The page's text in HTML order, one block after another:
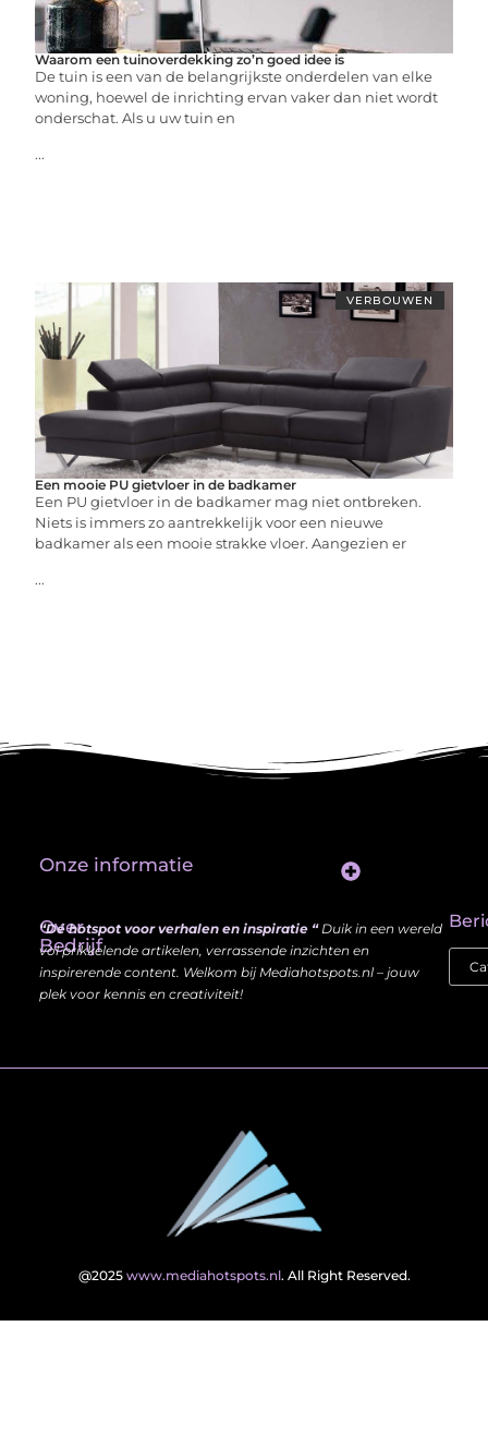
Waarom een tuinoverdekking zo’n goed idee is
De tuin is een van de belangrijkste onderdelen van elke
woning, hoewel de inrichting ervan vaker dan niet wordt
onderschat. Als u uw tuin en
...
VERBOUWEN
Een mooie PU gietvloer in de badkamer
Een PU gietvloer in de badkamer mag niet ontbreken.
Niets is immers zo aantrekkelijk voor een nieuwe
badkamer als een mooie strakke vloer. Aangezien er
...
Over
Bedrijf
“Dé hotspot voor verhalen en inspiratie “Duik in een wereld
vol prikkelende artikelen, verrassende inzichten en
inspirerende content. Welkom bij Mediahotspots.nl – jouw
plek voor kennis en creativiteit!
Onze informatie
@2025 www.mediahotspots.nl. All Right Reserved.